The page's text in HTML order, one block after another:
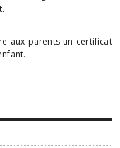
aux parents un certificat